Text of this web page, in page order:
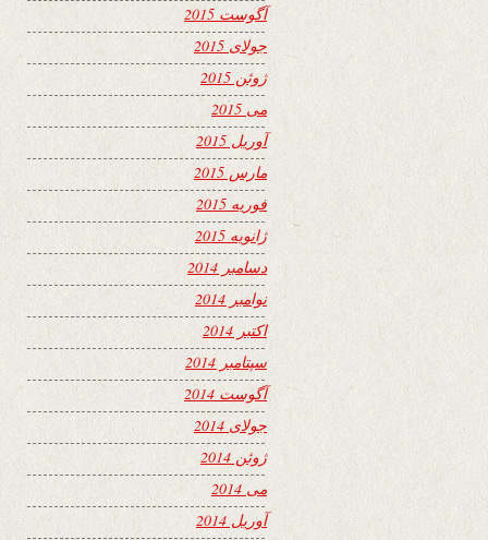
آگوست 2015
جولای 2015
ژوئن 2015
می 2015
آوریل 2015
مارس 2015
فوریه 2015
ژانویه 2015
دسامبر 2014
نوامبر 2014
اکتبر 2014
سپتامبر 2014
آگوست 2014
جولای 2014
ژوئن 2014
می 2014
آوریل 2014